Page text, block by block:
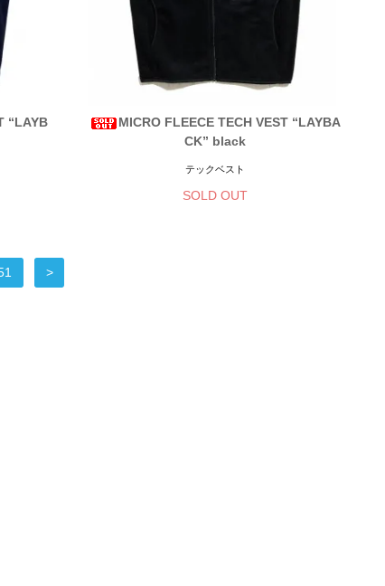
“LAYB
MICRO FLEECE TECH VEST “LAYBA
CK” black
テックベスト
SOLD OUT
>